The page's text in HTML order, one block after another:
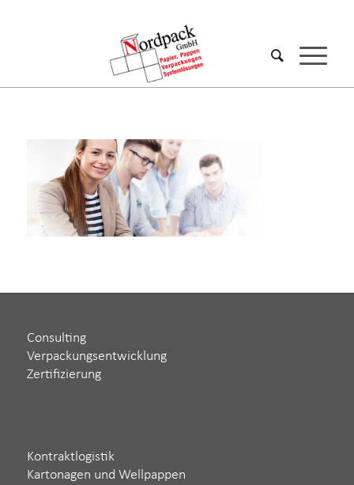
Consulting
Verpackungsentwicklung
Zertifizierung
Kontraktlogistik
Kartonagen und Wellpappen